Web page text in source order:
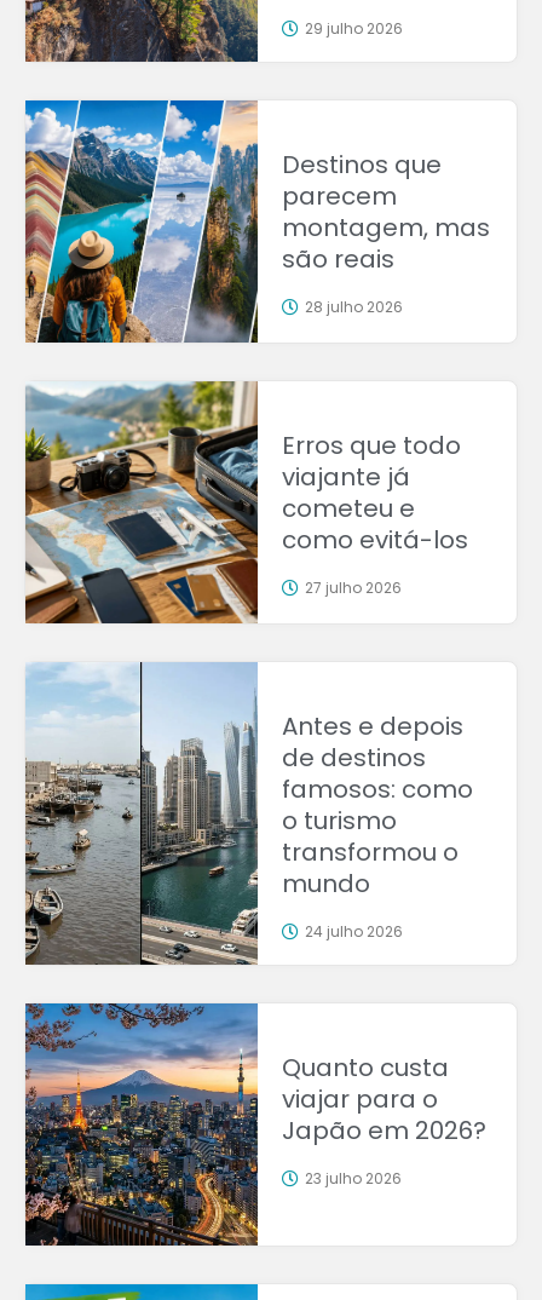
29 julho 2026
Destinos que
parecem
montagem, mas
são reais
28 julho 2026
Erros que todo
viajante já
cometeu e
como evitá-los
27 julho 2026
Antes e depois
de destinos
famosos: como
o turismo
transformou o
mundo
24 julho 2026
Quanto custa
viajar para o
Japão em 2026?
23 julho 2026